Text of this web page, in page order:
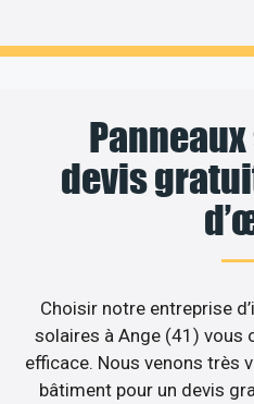
devis
Choisir notre entreprise
solaires à Ange (41) vous
efficace. Nous venons très
bâtiment pour un devis